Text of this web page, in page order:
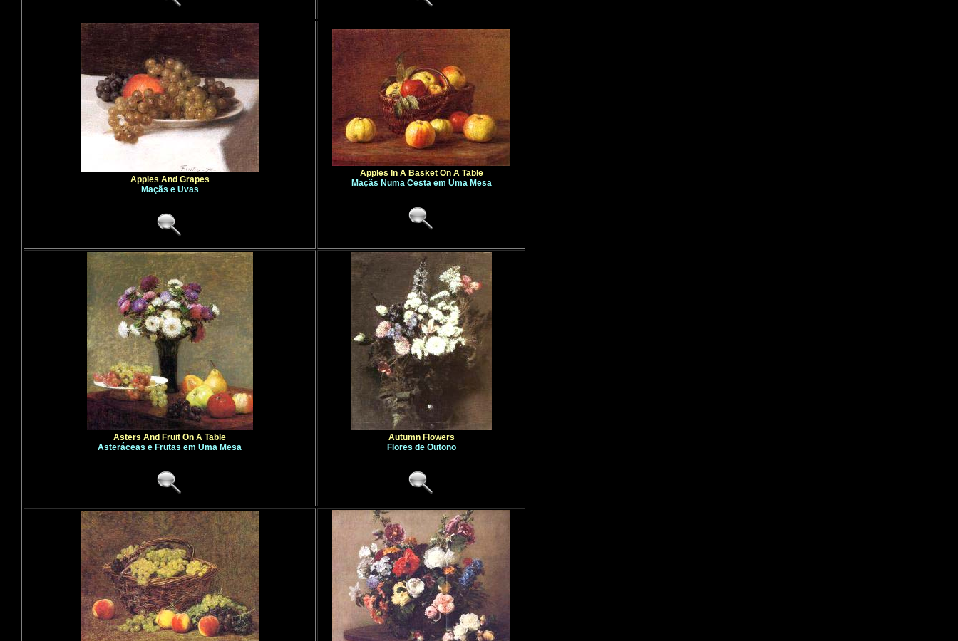
Apples And Grapes
Maçãs e Uvas
Apples In A Basket On A Table
Maçãs Numa Cesta em Uma Mesa
Asters And Fruit On A Table
Asteráceas e Frutas em Uma Mesa
Autumn Flowers
Flores de Outono